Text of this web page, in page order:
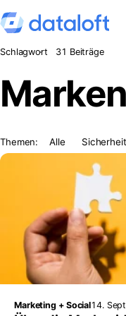
Zum Inhalt springen
Schlagwort 31 Beiträge
Themen: Alle
Marketing + Social14.